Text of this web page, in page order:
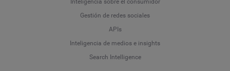
Inteligencia sobre el consumidor
Gestión de redes sociales
APIs
Inteligencia de medios e insights
Search Intelligence